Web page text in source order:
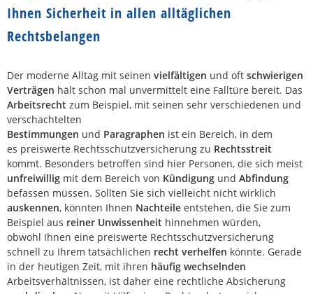
Ihnen Sicherheit in allen alltäglichen
Rechtsbelangen
Der moderne Alltag mit seinen vielfältigen und oft schwierigen
Verträgen hält schon mal unvermittelt eine Falltüre bereit. Das
Arbeitsrecht zum Beispiel, mit seinen sehr verschiedenen und
verschachtelten
Bestimmungen und Paragraphen ist ein Bereich, in dem
es preiswerte Rechtsschutzversicherung zu Rechtsstreit
kommt. Besonders betroffen sind hier Personen, die sich meist
unfreiwillig mit dem Bereich von Kündigung und Abfindung
befassen müssen. Sollten Sie sich vielleicht nicht wirklich
auskennen, könnten Ihnen Nachteile entstehen, die Sie zum
Beispiel aus reiner Unwissenheit hinnehmen würden,
obwohl Ihnen eine preiswerte Rechtsschutzversicherung
schnell zu Ihrem tatsächlichen recht verhelfen könnte. Gerade
in der heutigen Zeit, mit ihren häufig wechselnden
Arbeitsverhältnissen, ist daher eine rechtliche Absicherung